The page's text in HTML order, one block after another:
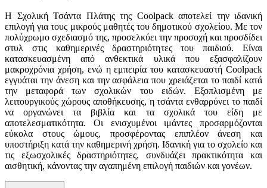
Η Σχολική Τσάντα Πλάτης της Coolpack αποτελεί την ιδανική
επιλογή για τους μικρούς μαθητές του δημοτικού σχολείου. Με τον
πολύχρωμο σχεδιασμό της, προσελκύει την προσοχή και προσδίδει
στυλ στις καθημερινές δραστηριότητες του παιδιού. Είναι
κατασκευασμένη από ανθεκτικά υλικά που εξασφαλίζουν
μακροχρόνια χρήση, ενώ η εμπειρία του κατασκευαστή Coolpack
εγγυάται την άνεση και την ασφάλεια που χρειάζεται το παιδί κατά
την μεταφορά των σχολικών του ειδών. Εξοπλισμένη με
λειτουργικούς χώρους αποθήκευσης, η τσάντα ενθαρρύνει το παιδί
να οργανώνει τα βιβλία και τα σχολικά του είδη με
αποτελεσματικότητα. Οι ενισχυμένοι ιμάντες προσαρμόζονται
εύκολα στους ώμους, προσφέροντας επιπλέον άνεση και
υποστήριξη κατά την καθημερινή χρήση. Ιδανική για το σχολείο και
τις εξωσχολικές δραστηριότητες, συνδυάζει πρακτικότητα και
αισθητική, κάνοντας την αγαπημένη επιλογή παιδιών και γονέων.